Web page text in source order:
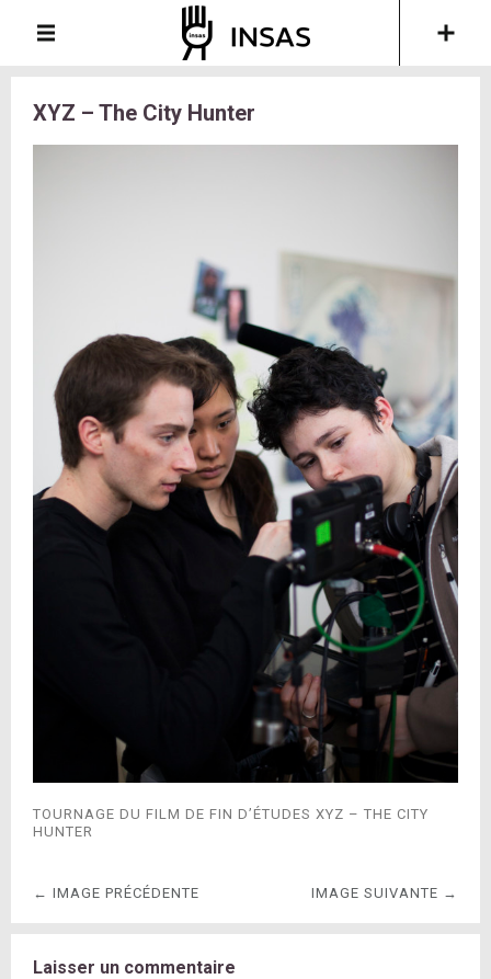
XYZ – The City Hunter
TOURNAGE DU FILM DE FIN D’ÉTUDES XYZ – THE CITY
HUNTER
← IMAGE PRÉCÉDENTE IMAGE SUIVANTE →
Laisser un commentaire